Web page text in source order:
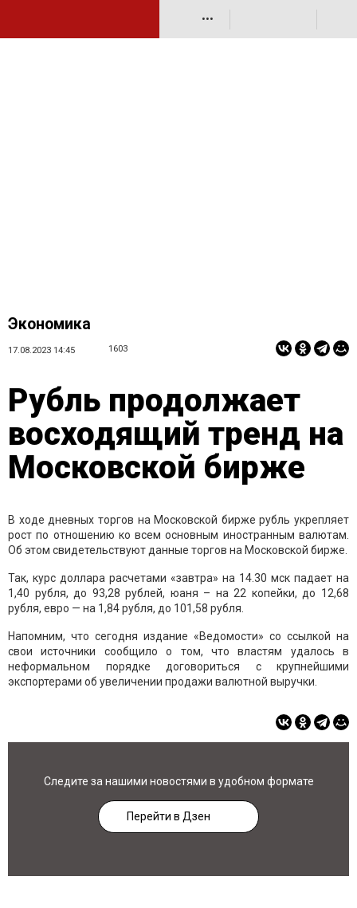
•••
Экономика
17.08.2023 14:45 1603
Рубль продолжает
восходящий тренд на
Московской бирже
В ходе дневных торгов на Московской бирже рубль укрепляет
рост по отношению ко всем основным иностранным валютам.
Об этом свидетельствуют данные торгов на Московской бирже.
Так, курс доллара расчетами «завтра» на 14.30 мск падает на
1,40 рубля, до 93,28 рублей, юаня – на 22 копейки, до 12,68
рубля, евро — на 1,84 рубля, до 101,58 рубля.
Напомним, что сегодня издание «Ведомости» со ссылкой на
свои источники сообщило о том, что властям удалось в
неформальном порядке договориться с крупнейшими
экспортерами об увеличении продажи валютной выручки.
Следите за нашими новостями в удобном формате
Перейти в Дзен